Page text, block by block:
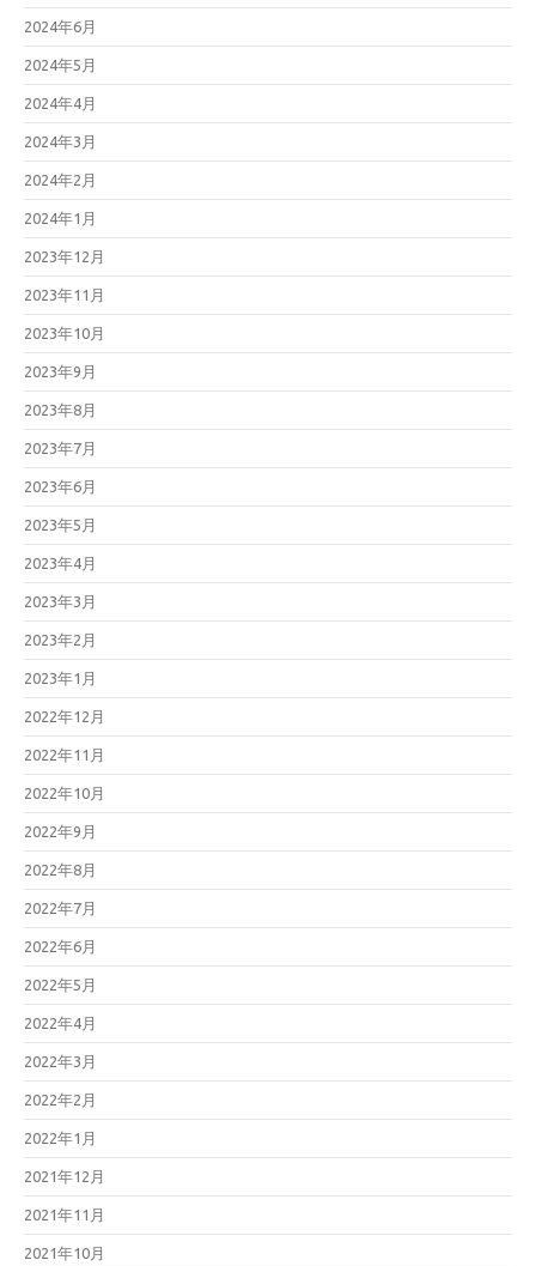
2024年6月
2024年5月
2024年4月
2024年3月
2024年2月
2024年1月
2023年12月
2023年11月
2023年10月
2023年9月
2023年8月
2023年7月
2023年6月
2023年5月
2023年4月
2023年3月
2023年2月
2023年1月
2022年12月
2022年11月
2022年10月
2022年9月
2022年8月
2022年7月
2022年6月
2022年5月
2022年4月
2022年3月
2022年2月
2022年1月
2021年12月
2021年11月
2021年10月